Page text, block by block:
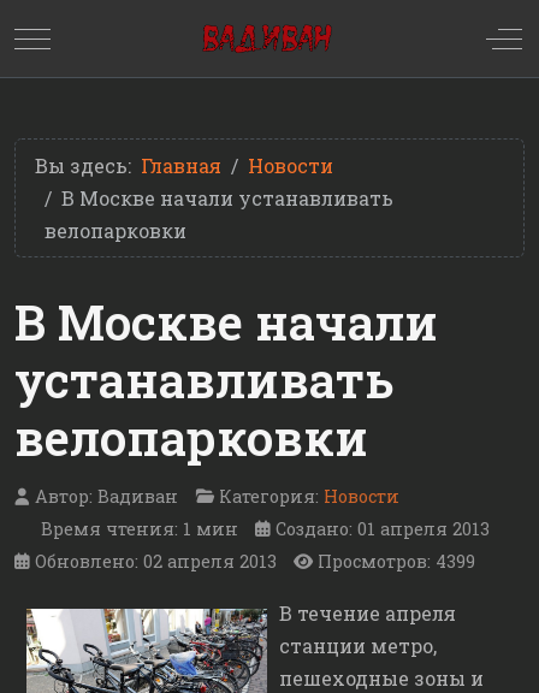
Mobile Menu Toggle
Вы здесь: Главная
Новости
В Москве начали устанавливать
велопарковки
В Москве начали
устанавливать
велопарковки
Автор: Вадиван Категория: Новости
Время чтения: 1 мин
Создано: 01 апреля 2013
Обновлено: 02 апреля 2013
Просмотров: 4399
В течение апреля
станции метро,
пешеходные зоны и